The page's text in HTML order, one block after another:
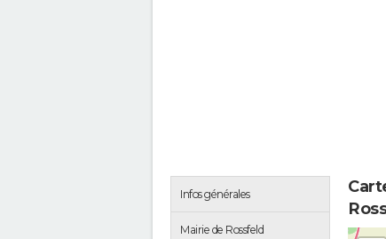
Infos générales
Mairie de Rossfeld